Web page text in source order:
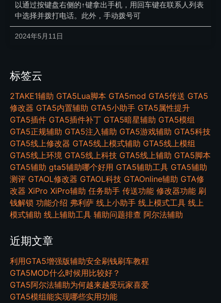
以通过按键盘右侧的↑键拿出手机，用回车键在联系人列表
中选择并拨打电话。此外，手动拨号可
2024年5月11日
标签云
2TAKE1辅助 GTA5Lua脚本 GTA5mod GTA5传送 GTA5
修改器 GTA5内置辅助 GTA5小助手 GTA5属性提升
GTA5插件 GTA5插件补丁 GTA5暗星辅助 GTA5模组
GTA5正规辅助 GTA5注入辅助 GTA5游戏辅助 GTA5科技
GTA5线上修改器 GTA5线上模式辅助 GTA5线上模组
GTA5线上环境 GTA5线上科技 GTA5线上辅助 GTA5脚本
GTA5辅助 gta5辅助哪个好用 GTA5辅助工具 GTA5辅助
测评 GTAOL修改器 GTAOL科技 GTAOnline辅助 GTA修
改器 XiPro XiPro辅助 任务助手 传送功能 修改器功能 刷
钱解锁 功能介绍 弗利萨 线上小助手 线上模式工具 线上
模式辅助 线上辅助工具 辅助问题排查 阿尔法辅助
近期文章
利用GTA5增强版辅助安全刷钱刷车教程
GTA5MOD什么时候用比较好？
GTA5阿尔法辅助为何越来越受玩家喜爱
GTA5模组能实现哪些实用功能